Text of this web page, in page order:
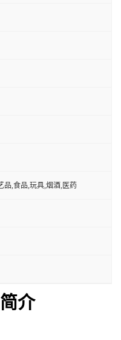
品,食品,玩具,烟酒,医药
介